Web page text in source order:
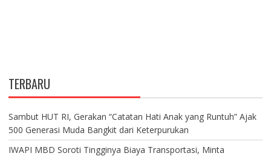
TERBARU
Sambut HUT RI, Gerakan “Catatan Hati Anak yang Runtuh” Ajak
500 Generasi Muda Bangkit dari Keterpurukan
IWAPI MBD Soroti Tingginya Biaya Transportasi, Minta